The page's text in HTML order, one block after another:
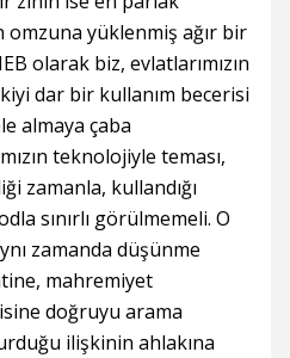
omzuna yüklenmiş ağır bir
olarak biz, evlatlarımızın
dar bir kullanım becerisi
almaya çaba
teknolojiyle teması,
zamanla, kullandığı
sınırlı görülmemeli. O
zamanda düşünme
mahremiyet
doğruyu arama
ilişkinin ahlakına